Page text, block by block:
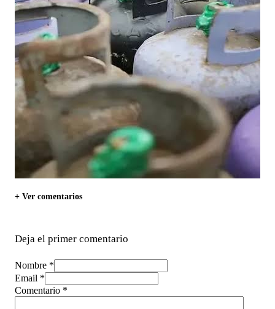
+ Ver comentarios
Deja el primer comentario
Nombre *
Email *
Comentario *